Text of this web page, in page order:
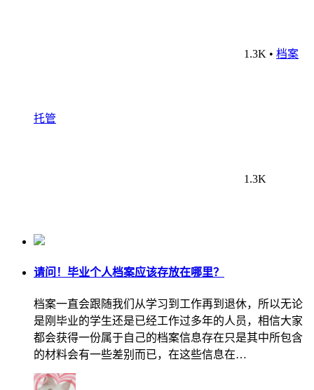
1.3K • 档案
托管
1.3K
请问！毕业个人档案应该存放在哪里？
档案一直会跟随我们从学习到工作再到退休，所以无论
是刚毕业的学生还是已经工作过多年的人员，相信大家
都会获得一份属于自己的档案信息存在只是其中所包含
的材料会有一些差别而已，在这些信息在…